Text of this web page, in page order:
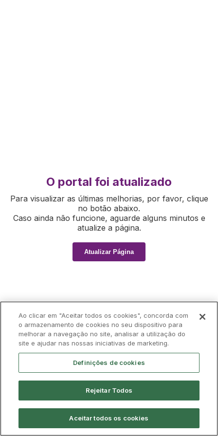
O portal foi atualizado
Para visualizar as últimas melhorias, por favor, clique
no botão abaixo.
Caso ainda não funcione, aguarde alguns minutos e
atualize a página.
Atualizar Página
Ao clicar em "Aceitar todos os cookies", concorda com
o armazenamento de cookies no seu dispositivo para
melhorar a navegação no site, analisar a utilização do
site e ajudar nas nossas iniciativas de marketing.
Definições de cookies
Rejeitar Todos
Aceitar todos os cookies